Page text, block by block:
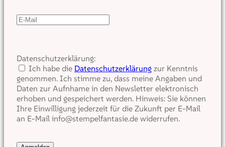
Datenschutzerklärung:
Ich habe die Datenschutzerklärung zur Kenntnis
genommen. Ich stimme zu, dass meine Angaben und
Daten zur Aufnhame in den Newsletter elektronisch
erhoben und gespeichert werden. Hinweis: Sie können
Ihre Einwilligung jederzeit für die Zukunft per E-Mail
an E-Mail info@stempelfantasie.de widerrufen.